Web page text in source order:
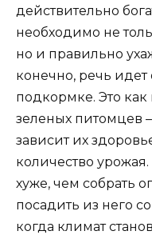
действительно
необходимо не
но и правильно
конечно, речь
подкормке. Это
зеленых питомцев –
зависит их
количество
хуже, чем собрать
посадить из него
когда климат